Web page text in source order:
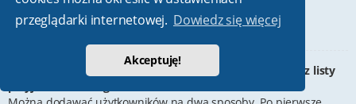
przeglądarki internetowej. Dowiedz się więcej
Akceptuję!
wyświetlane.
W jaki sposób można dodawać/usuwać użytkowników z listy